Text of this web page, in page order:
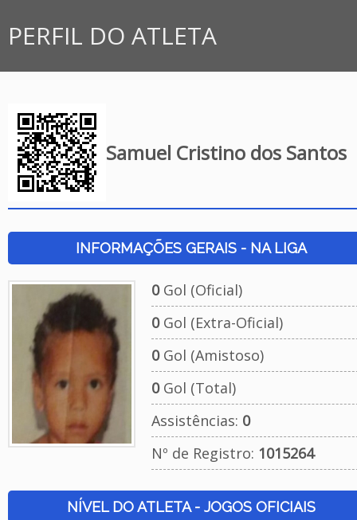
PERFIL DO ATLETA
Samuel Cristino dos Santos
INFORMAÇÕES GERAIS - NA LIGA
0Gol (Oficial)
0Gol (Extra-Oficial)
0Gol (Amistoso)
0Gol (Total)
Assistências: 0
Nº de Registro: 1015264
NÍVEL DO ATLETA - JOGOS OFICIAIS